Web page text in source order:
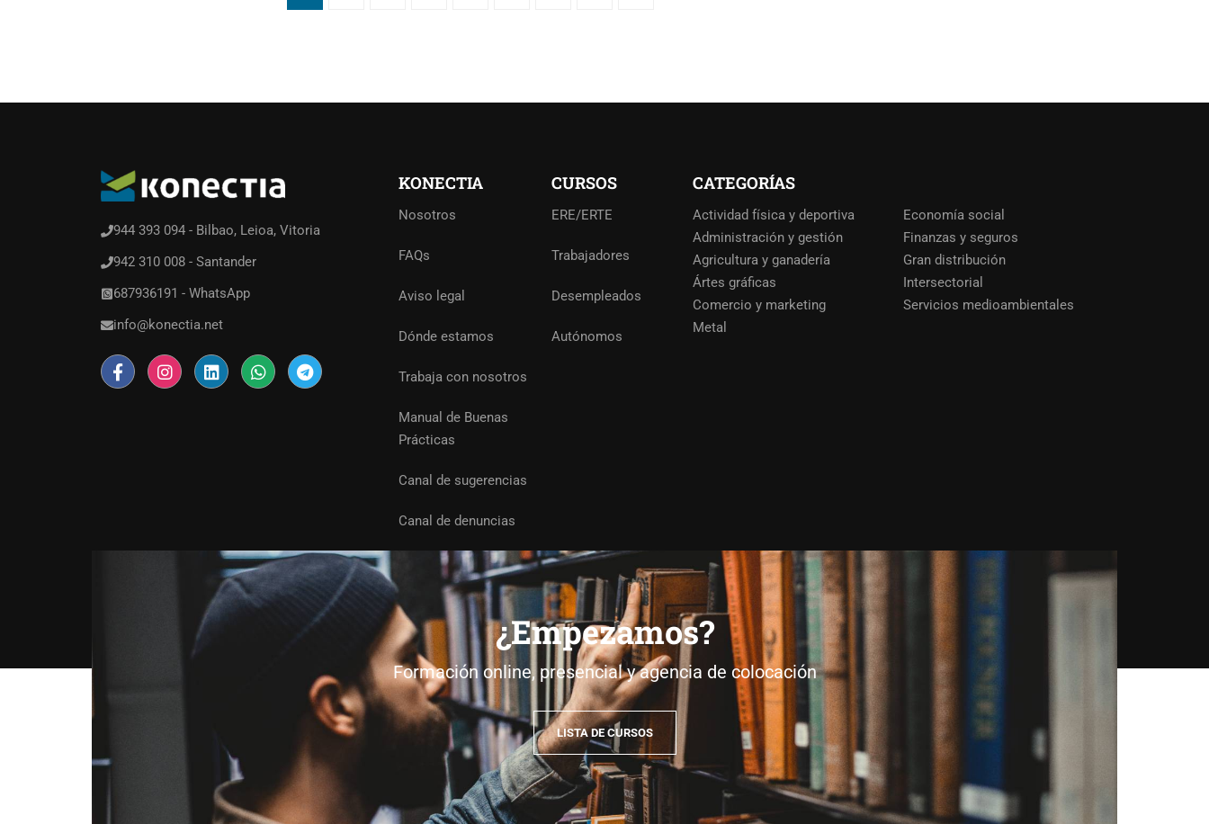
944 393 094 - Bilbao, Leioa, Vitoria
942 310 008 - Santander
687936191 - WhatsApp
info@konectia.net
KONECTIA
Nosotros
FAQs
Aviso legal
Dónde estamos
Trabaja con nosotros
Manual de Buenas
Prácticas
Canal de sugerencias
Canal de denuncias
CURSOS
ERE/ERTE
Trabajadores
Desempleados
Autónomos
CATEGORÍAS
Actividad física y deportiva
Administración y gestión
Agricultura y ganadería
Ártes gráficas
Comercio y marketing
Metal
Economía social
Finanzas y seguros
Gran distribución
Intersectorial
Servicios medioambientales
Konectia | Empleo y formación Aviso legal Política de privacidad Política de gestión
Plan de igualdad
Política del sistema interno
¿Empezamos?
Formación online, presencial y agencia de colocación
LISTA DE CURSOS